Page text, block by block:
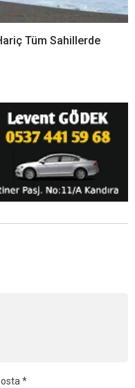
Tüm Sahillerde
*